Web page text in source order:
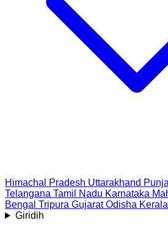
Himachal Pradesh Uttarakhand
Telangana Tamil Nadu Karnataka
Bengal Tripura Gujarat Odisha Kerala
Giridih